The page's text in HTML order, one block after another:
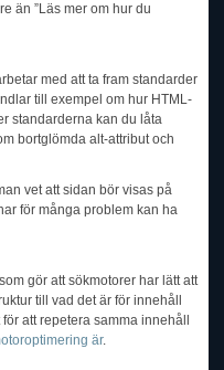
än ”Läs mer om hur du
med att ta fram standarder
till exempel om hur HTML-
standarderna kan du låta
bortglömda alt-attribut och
vet att sidan bör visas på
för många problem kan ha
gör att sökmotorer har lätt att
till vad det är för innehåll
att repetera samma innehåll
är.